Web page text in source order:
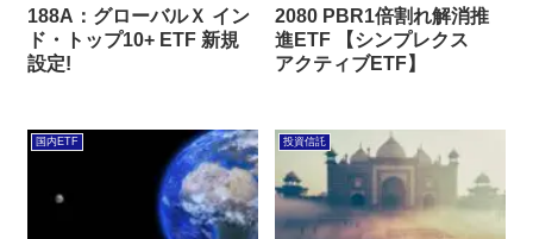
188A：グローバルＸ イン
ド・トップ10+ ETF 新規
設定!
2080 PBR1倍割れ解消推
進ETF 【シンプレクス
アクティブETF】
国内ETF 投資信託